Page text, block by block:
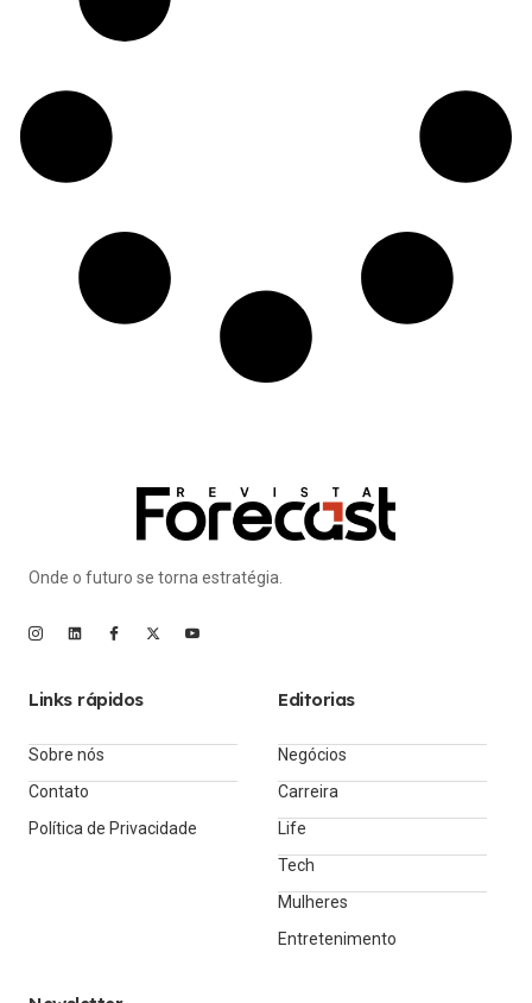
Onde o futuro se torna estratégia.
Links rápidos
Sobre nós
Contato
Política de Privacidade
Editorias
Negócios
Carreira
Life
Tech
Mulheres
Entretenimento